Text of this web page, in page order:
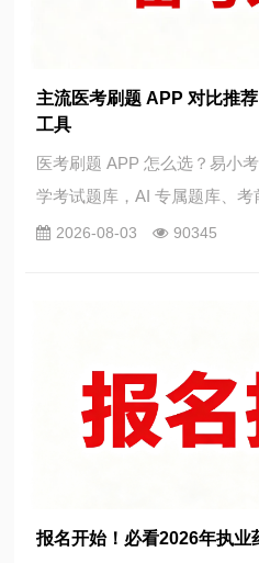
主流医考刷题 APP 对比推
工具
医考刷题 APP 怎么选？易小
学考试题库，AI 专属题库、
师护理药学职称等各类考生。
2026-08-03 90345
报名开始！必看2026年执业